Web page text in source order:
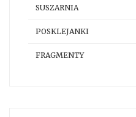
SUSZARNIA
POSKLEJANKI
FRAGMENTY